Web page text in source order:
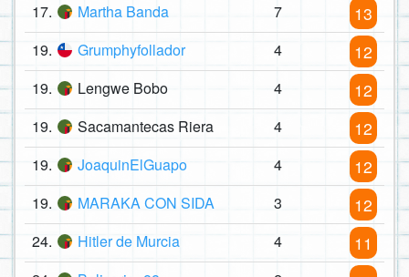
17. Martha Banda 7 13
19. Grumphyfollador 4 12
19. Lengwe Bobo 4 12
19. Sacamantecas Riera 4 12
19. JoaquinElGuapo 4 12
19. MARAKA CON SIDA 3 12
24. Hitler de Murcia 4 11